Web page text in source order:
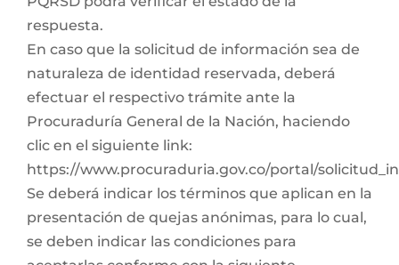
respuesta.
En caso que la solicitud de información sea de
naturaleza de identidad reservada, deberá
efectuar el respectivo trámite ante la
Procuraduría General de la Nación, haciendo
clic en el siguiente link:
https://www.procuraduria.gov.co/portal/
Se deberá indicar los términos que aplican en la
presentación de quejas anónimas, para lo cual,
se deben indicar las condiciones para